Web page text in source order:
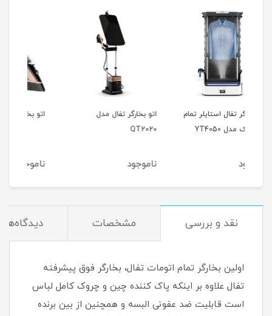
اتو بخارگر تفال مدل
QT2020
اتو بخار تفال مدل FV9845
نقد و بررسی مشخصات دیدگاه‌ها
اولین بخارگر تمام اتومات تفال، بخارگر فوق پیشرفته
تفال علاوه بر اینکه پاک کننده چین و چروک کامل لباس
است قابلیت ضد عفونی البسه و همچنین از بین برنده